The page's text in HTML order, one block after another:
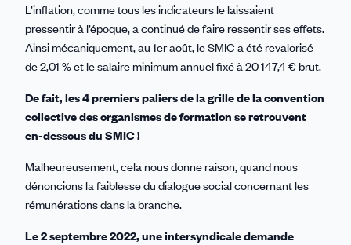
L’inflation, comme tous les indicateurs le laissaient
pressentir à l’époque, a continué de faire ressentir ses effets.
Ainsi mécaniquement, au 1er août, le SMIC a été revalorisé
de 2,01 % et le salaire minimum annuel fixé à 20 147,4 € brut.
De fait, les 4 premiers paliers de la grille de la convention
collective des organismes de formation se retrouvent
en-dessous du SMIC !
Malheureusement, cela nous donne raison, quand nous
dénoncions la faiblesse du dialogue social concernant les
rémunérations dans la branche.
Le 2 septembre 2022, une intersyndicale demande